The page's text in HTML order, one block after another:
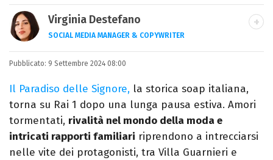
Virginia Destefano
SOCIAL MEDIA MANAGER & COPYWRITER
Una passione smisurata per le serie TV.
videomaking e scrittura sono il mio
passatempo preferito.
Pubblicato: 9 Settembre 2024 08:00
Il Paradiso delle Signore, la storica soap italiana,
torna su Rai 1 dopo una lunga pausa estiva. Amori
tormentati, rivalità nel mondo della moda e
intricati rapporti familiari riprendono a intrecciarsi
nelle vite dei protagonisti, tra Villa Guarnieri e